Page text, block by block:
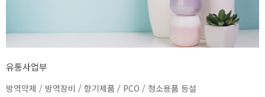
유통사업부
방역약제 / 방역장비 / 향기제품 / PCO / 청소용품 등설